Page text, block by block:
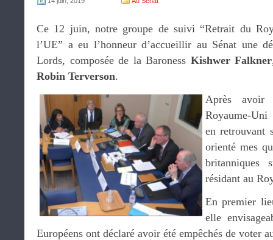
Ce 12 juin, notre groupe de suivi “Retrait du
l’UE” a eu l’honneur d’accueillir au Sénat une
Lords, composée de la Baroness Kishwer Falkner
Robin Terverson.
Après
Royaume-
en retrouvant
orienté mes
britanniques
résidant au
En premier
elle
Européens ont déclaré avoir été empêchés de voter